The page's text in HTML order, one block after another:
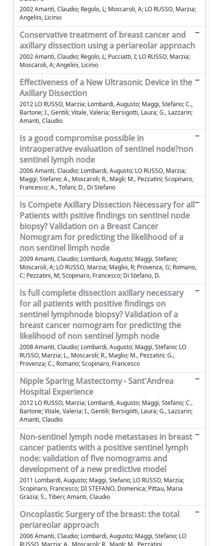
2002 Amanti, Claudio; Regolo, L; Moscaroli, A; LO RUSSO, Marzia;
Angelini, Licinio
Conservative treatment of breast cancer and
axillary dissection using a periareolar approach
2002 Amanti, Claudio; Regolo, L; Pucciatti, I; LO RUSSO, Marzia;
Moscaroli, A; Angelini, Licinio
Effectiveness of a New Ultrasonic Device in the
Axillary Dissection
2012 LO RUSSO, Marzia; Lombardi, Augusto; Maggi, Stefano; C.,
Bartone; I., Gentili; Vitale, Valeria; Bersigotti, Laura; G., Lazzarin;
Amanti, Claudio
Is a good compromise possible in
intraoperative evaluation of sentinel node?non
sentinel lymph node
2006 Amanti, Claudio; Lombardi, Augusto; LO RUSSO, Marzia;
Maggi, Stefano; A., Moscaroli; R., Magli; M., Pezzatini; Scopinaro,
Francesco; A., Tofani; D., Di Stefano
Is Compete Axillary Dissection Necessary for all
Patients with psitive findings on sentinel node
biopsy? Validation on a Breast Cancer
Nomogram for predicting the likelihood of a
non sentinel limph node
2009 Amanti, Claudio; Lombardi, Augusto; Maggi, Stefano;
Moscaroli, A; LO RUSSO, Marzia; Maglio, R; Provenza, G; Romano,
C; Pezzatini, M; Scopinaro, Francesco; Di Stefano, D.
Is full complete dissection axillary necessary
for all patients with positive findings on
sentinel lymphnode biopsy? Validation of a
breast cancer nomogram for predicting the
likelihood of non sentinel lymph node
2008 Amanti, Claudio; Lombardi, Augusto; Maggi, Stefano; LO
RUSSO, Marzia; L., Moscaroli; R., Maglio; M., Pezzatini; G.,
Provenza; C., Romano; Scopinaro, Francesco
Nipple Sparing Mastectomy - Sant'Andrea
Hospital Experience
2012 LO RUSSO, Marzia; Lombardi, Augusto; Maggi, Stefano; C.,
Bartone; Vitale, Valeria; I., Gentili; Bersigotti, Laura; G., Lazzarin;
Amanti, Claudio
Non-sentinel lymph node metastases in breast
cancer patients with a positive sentinel lymph
node: validation of five nomograms and
development of a new predictive model
2011 Lombardi, Augusto; Maggi, Stefano; LO RUSSO, Marzia;
Scopinaro, Francesco; DI STEFANO, Domenica; Pittau, Maria
Grazia; S., Tiberi; Amanti, Claudio
Oncoplastic Surgery of the breast: the total
periareolar approach
2006 Amanti, Claudio; Lombardi, Augusto; Maggi, Stefano; LO
RUSSO, Marzia; A., Moscaroli; R., Magli; M., Pezzatini